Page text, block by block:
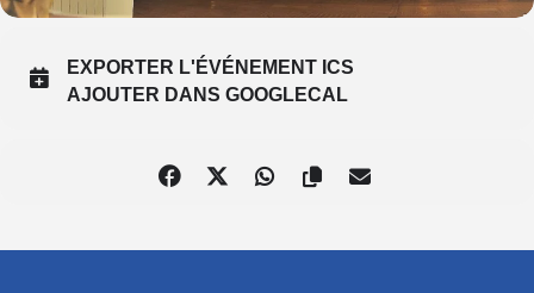
EXPORTER L'ÉVÉNEMENT ICS
AJOUTER DANS GOOGLECAL